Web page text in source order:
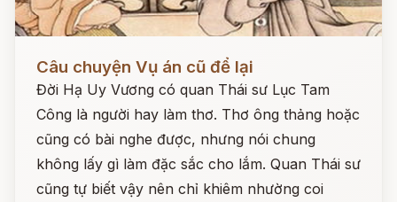
Câu chuyện Vụ án cũ để lại
Đời Hạ Uy Vương có quan Thái sư Lục Tam
Công là người hay làm thơ. Thơ ông thảng hoặc
cũng có bài nghe được, nhưng nói chung
không lấy gì làm đặc sắc cho lắm. Quan Thái sư
cũng tự biết vậy nên chỉ khiêm nhường coi